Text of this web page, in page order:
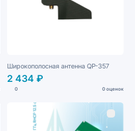
Широкополосная антенна QP-357
2 434 ₽
0 0 оценок